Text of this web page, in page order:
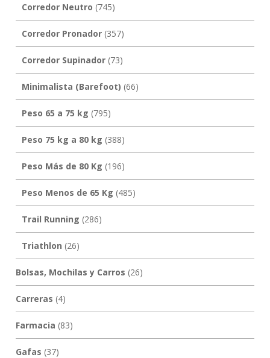
Corredor Neutro (745)
Corredor Pronador(357)
Corredor Supinador(73)
Minimalista (Barefoot) (66)
Peso 65 a 75 kg (795)
Peso 75 kg a 80 kg (388)
Peso Más de 80 Kg (196)
Peso Menos de 65 Kg (485)
Trail Running (286)
Triathlon (26)
Bolsas, Mochilas y Carros (26)
Carreras (4)
Farmacia (83)
Gafas (37)